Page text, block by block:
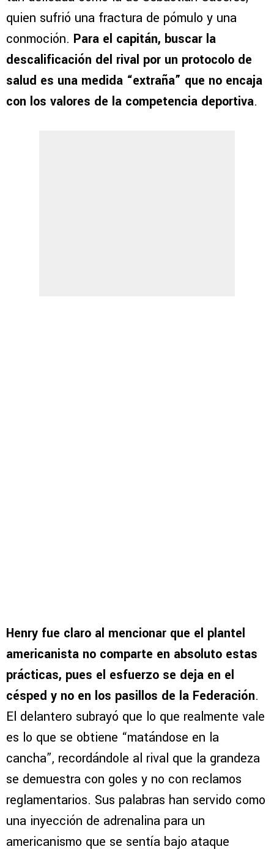
quien sufrió una fractura de pómulo y una
conmoción. Para el capitán, buscar la
descalificación del rival por un protocolo de
salud es una medida “extraña” que no encaja
con los valores de la competencia deportiva.
Henry fue claro al mencionar que el plantel
americanista no comparte en absoluto estas
prácticas, pues el esfuerzo se deja en el
césped y no en los pasillos de la Federación.
El delantero subrayó que lo que realmente vale
es lo que se obtiene “matándose en la
cancha”, recordándole al rival que la grandeza
se demuestra con goles y no con reclamos
reglamentarios. Sus palabras han servido como
una inyección de adrenalina para un
americanismo que se sentía bajo ataque